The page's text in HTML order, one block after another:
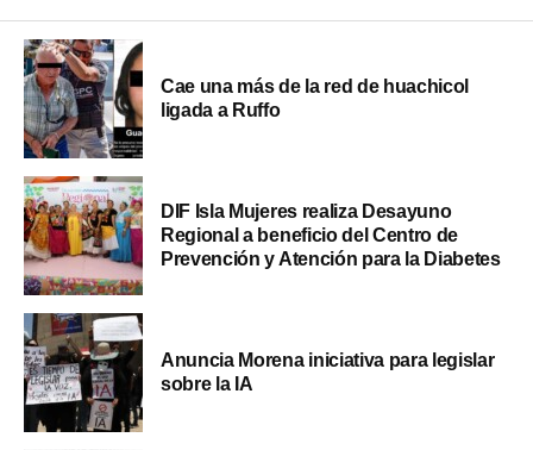
Cae una más de la red de huachicol
ligada a Ruffo
DIF Isla Mujeres realiza Desayuno
Regional a beneficio del Centro de
Prevención y Atención para la Diabetes
Anuncia Morena iniciativa para legislar
sobre la IA